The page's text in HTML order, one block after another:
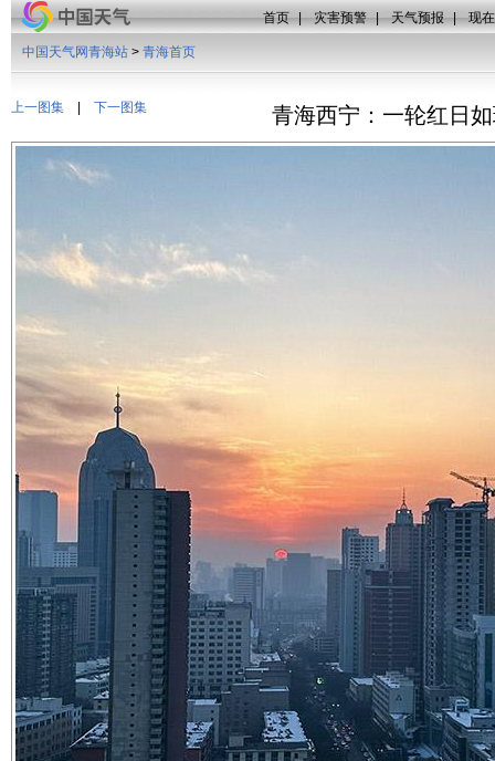
首页 | 灾害预警 | 天气预报 | 现
上一图集 下一图集
中国天气网青海站 > 青海首页
青海西宁：一轮红日